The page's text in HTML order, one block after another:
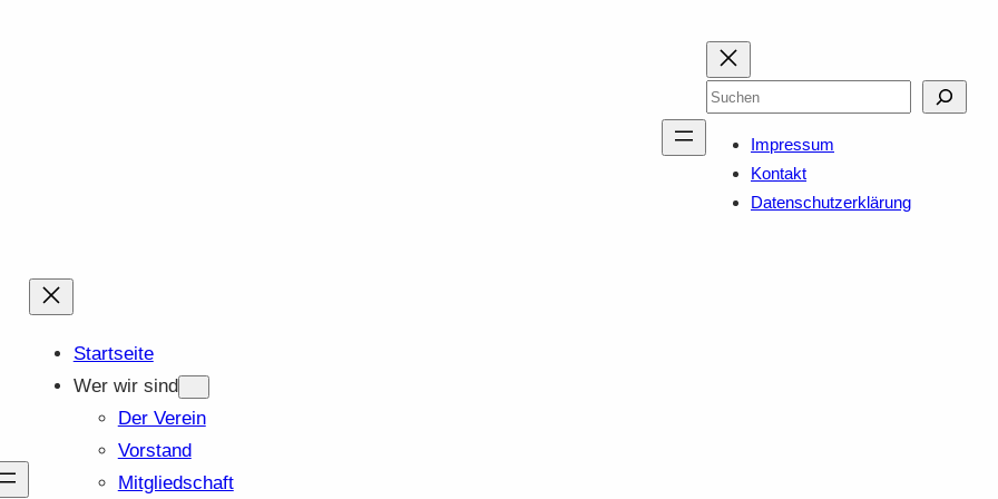
Suchen
Impressum
Kontakt
Datenschutzerklärung
Startseite
Wer wir sind
Der Verein
Vorstand
Mitgliedschaft